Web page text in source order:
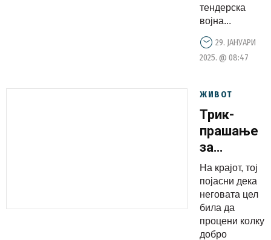
тендерска
војна...
29. ЈАНУАРИ
2025. @ 08:47
ЖИВОТ
Трик-
прашање
за
во
На крајот, тој
појасни дека
неговата цел
била да
процени колку
добро